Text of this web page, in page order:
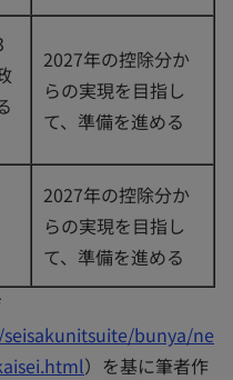
2027年の控除分か
らの実現を目指し
て、準備を進める
2027年の控除分か
らの実現を目指し
て、準備を進める
bunya/ne
）を基に筆者作